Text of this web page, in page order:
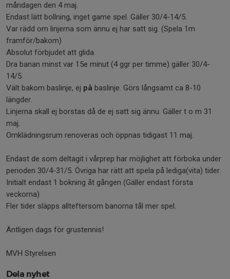
måndagen den 4 maj.
Endast lätt bollning, inget game spel. Gäller 30/4-14/5.
Var rädd om linjerna som ännu ej har satt sig. (Spela 1m
framför/bakom)
Absolut förbjudet att glida.
Dra banan minst var 15e minut (4 ggr per timme) gäller 30/4-
14/5.
Vält bakom baslinje, ej på baslinje. Görs långsamt ca 8-10
längder.
Linjerna skall ej borstas då de ej satt sig ännu. Gäller t o m 31
maj.
Omklädningsrum renoveras och öppnas tidigast 11 maj.
Endast de som deltagit i vårprep har möjlighet att förboka under
perioden 30/4-31/5. Övriga har rätt att spela på lediga(vita) tider.
Initialt endast 1 bokning åt gången (Gäller endast första
veckorna)
Fler tider släpps allteftersom banorna tål mer spel.
Äntligen dags för grustennis!
MVH Styrelsen
Dela nyhet